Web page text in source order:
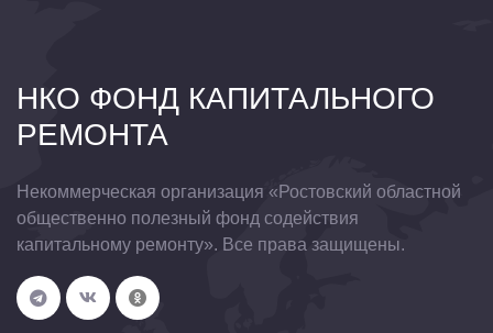
НКО ФОНД КАПИТАЛЬНОГО
РЕМОНТА
Некоммерческая организация «Ростовский областной
общественно полезный фонд содействия
капитальному ремонту». Все права защищены.